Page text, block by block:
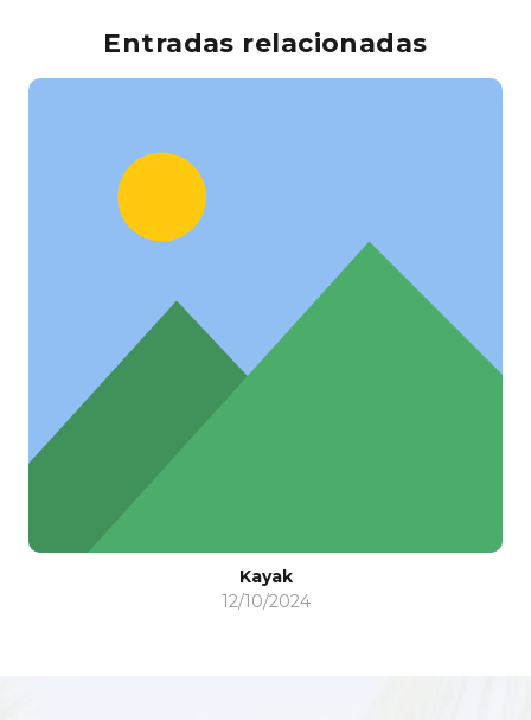
Entradas relacionadas
Kayak
12/10/2024